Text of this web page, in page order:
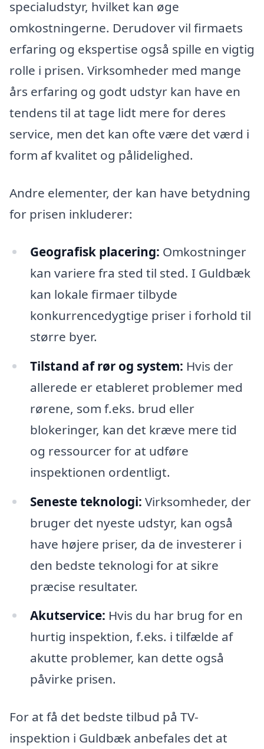
specialudstyr, hvilket kan øge
omkostningerne. Derudover vil firmaets
erfaring og ekspertise også spille en vigtig
rolle i prisen. Virksomheder med mange
års erfaring og godt udstyr kan have en
tendens til at tage lidt mere for deres
service, men det kan ofte være det værd i
form af kvalitet og pålidelighed.
Andre elementer, der kan have betydning
for prisen inkluderer:
Geografisk placering: Omkostninger
kan variere fra sted til sted. I Guldbæk
kan lokale firmaer tilbyde
konkurrencedygtige priser i forhold til
større byer.
Tilstand af rør og system: Hvis der
allerede er etableret problemer med
rørene, som f.eks. brud eller
blokeringer, kan det kræve mere tid
og ressourcer for at udføre
inspektionen ordentligt.
Seneste teknologi: Virksomheder, der
bruger det nyeste udstyr, kan også
have højere priser, da de investerer i
den bedste teknologi for at sikre
præcise resultater.
Akutservice: Hvis du har brug for en
hurtig inspektion, f.eks. i tilfælde af
akutte problemer, kan dette også
påvirke prisen.
For at få det bedste tilbud på TV-
inspektion i Guldbæk anbefales det at